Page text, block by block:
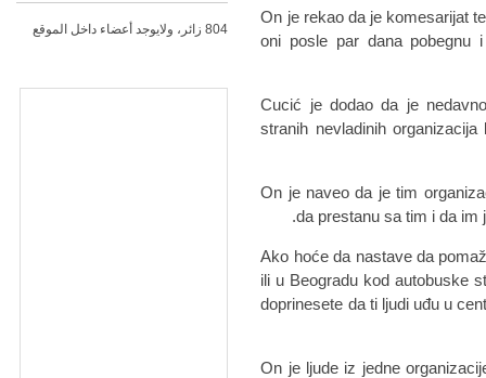
On je rekao da je komesarijat
oni posle par dana pobegnu
Cucić je dodao da je
stranih nevladinih
On je naveo da je tim
da prestanu sa tim i da im
"Ako hoće da nastave da
ili u Beogradu kod autobuske
doprinesete da ti ljudi uđu u
On je ljude iz jedne
804 زائر، ولايوجد أعضاء داخل الموقع